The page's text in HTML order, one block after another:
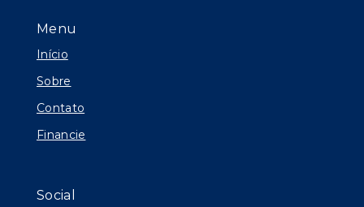
Menu
Início
Sobre
Contato
Financie
Social